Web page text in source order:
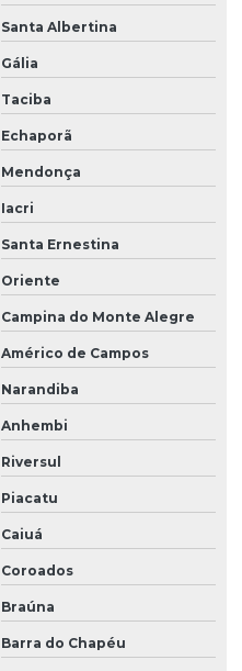
Santa Albertina
Gália
Taciba
Echaporã
Mendonça
Iacri
Santa Ernestina
Oriente
Campina do Monte Alegre
Américo de Campos
Narandiba
Anhembi
Riversul
Piacatu
Caiuá
Coroados
Braúna
Barra do Chapéu